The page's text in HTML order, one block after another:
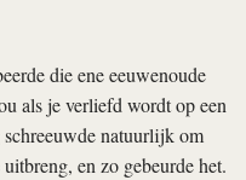
die ene eeuwenoude
als je verliefd wordt op een
natuurlijk om
en zo gebeurde het.